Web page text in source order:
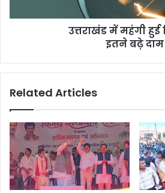
उत्तराखंड में महंगी हुई
इतने बढ़े दाम
Related Articles